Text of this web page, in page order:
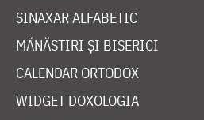
SINAXAR ALFABETIC
MĂNĂSTIRI ȘI BISERICI
CALENDAR ORTODOX
WIDGET DOXOLOGIA